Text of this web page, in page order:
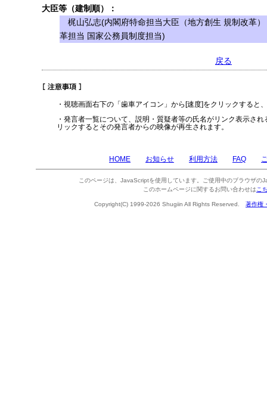
大臣等（建制順）：
梶山弘志(内閣府特命担当大臣（地方創生 規制改革
革担当 国家公務員制度担当)
戻る
・視聴画面右下の「歯車アイコン」から[速度]をクリックすると
・発言者一覧について、説明・質疑者等の氏名がリンク表示さ
リックするとその発言者からの映像が再生されます。
HOME お知らせ 利用方法 FAQ
このページは、JavaScriptを使用しています。ご使用中のブラウザの
このホームページに関するお問い合わせは こ
Copyright(C) 1999-2026 Shugiin All Rights Reserved. 著作権